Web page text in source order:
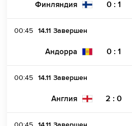
Финляндия 0 : 1
00:45 14.11 Завершен
Андорра 0 : 1
00:45 14.11 Завершен
Англия 2 : 0